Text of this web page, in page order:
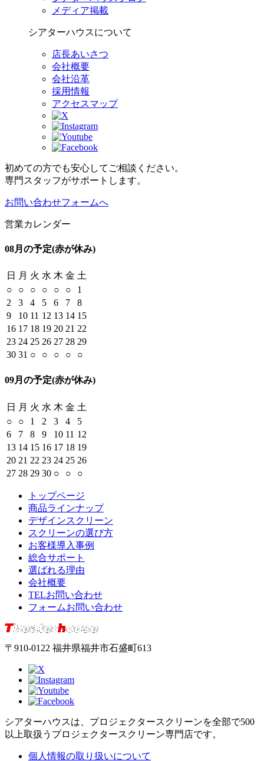
メディア掲載
シアターハウスについて
店長あいさつ
会社概要
会社沿革
採用情報
アクセスマップ
初めての方でも安心してご相談ください。
専門スタッフがサポートします。
お問い合わせフォームへ
営業カレンダー
08月の予定(赤が休み)
日 月 火 水 木 金 土
○
○ ○ ○ ○ ○
1
2
3 4 5 6 7
8
9
10 11 12 13 14 15
16 17 18 19 20 21 22
23 24 25 26 27 28 29
30 31 ○ ○ ○ ○ ○
09月の予定(赤が休み)
日 月 火 水 木 金 土
○
○ 1 2 3 4
5
6
7 8 9 10 11 12
13 14 15 16 17 18 19
20 21 22 23 24 25 26
27 28 29 30 ○ ○ ○
トップページ
商品ラインナップ
デザインスクリーン
スクリーンの選び方
お客様導入事例
総合サポート
選ばれる理由
会社概要
TELお問い合わせ
フォームお問い合わせ
〒910-0122 福井県福井市石盛町613
シアターハウスは、プロジェクタースクリーンを全部で500
以上取扱うプロジェクタースクリーン専門店です。
個人情報の取り扱いについて